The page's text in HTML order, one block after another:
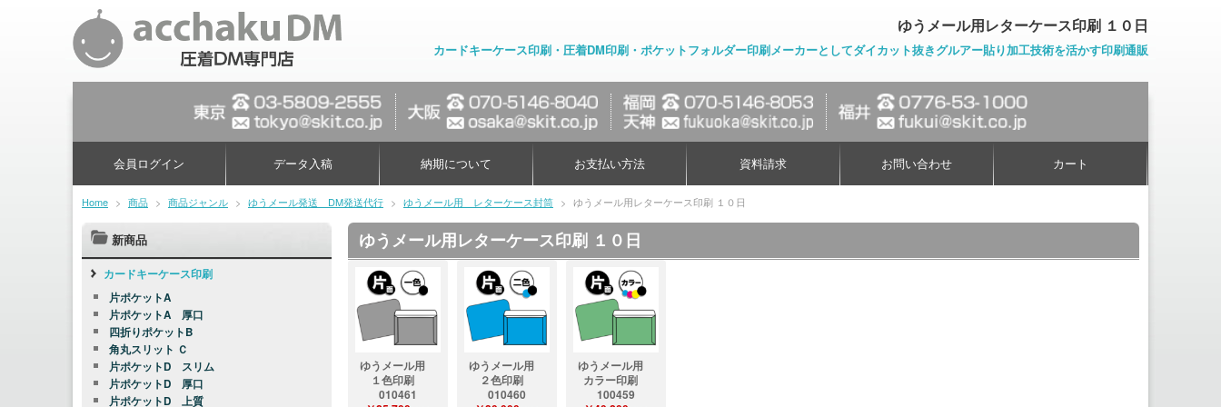
ゆうメール用レターケース印刷 １０日
カードキーケース印刷・圧着DM印刷・ポケットフォルダー印刷メーカーとしてダイカット抜きグルアー貼り加工技術を活かす印刷通販
会員ログイン データ入稿 納期について お支払い方法 資料請求 お問い合わせ カート
Home > 商品 > 商品ジャンル > ゆうメール発送 DM発送代行 > ゆうメール用 レターケース封筒 > ゆうメール用レターケース印刷 １０日
ゆうメール用レターケース印刷 １０日
ゆうメール用
１色印刷
010461
ゆうメール用
２色印刷
010460
ゆうメール用
カラー印刷
100459
新商品
カードキーケース印刷
片ポケットA
片ポケットA 厚口
四折りポケットB
角丸スリット Ｃ
片ポケットD スリム
片ポケットD 厚口
片ポケットD 上質